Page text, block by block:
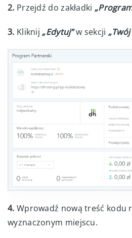
2. Przejdź do zakładki
3. Kliknij „Edytuj”w sekcji
4. Wprowadź nową treść kodu
wyznaczonym miejscu.